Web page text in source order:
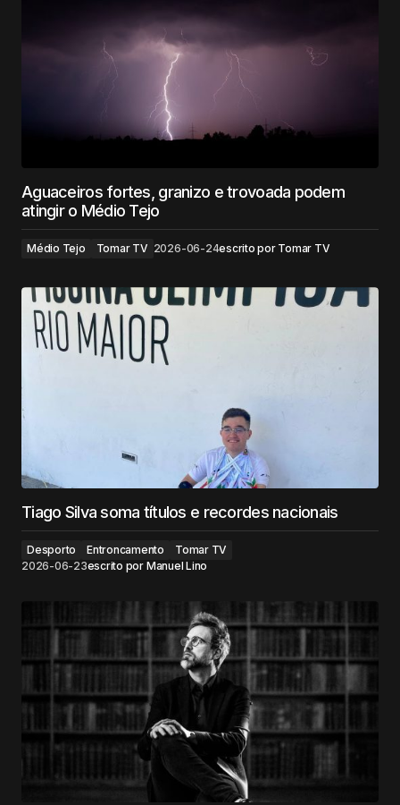
Aguaceiros fortes, granizo e trovoada podem
atingir o Médio Tejo
Médio Tejo Tomar TV 2026-06-24escrito por Tomar TV
Tiago Silva soma títulos e recordes nacionais
Desporto Entroncamento
Tomar TV
2026-06-23escrito por Manuel Lino